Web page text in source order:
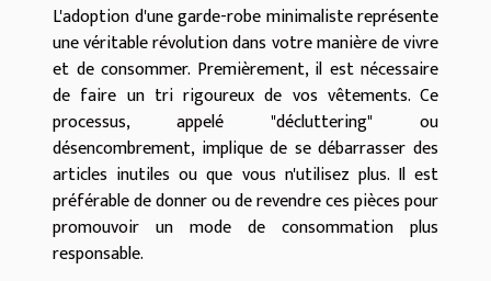
L'adoption d'une garde-robe minimaliste représente
une véritable révolution dans votre manière de vivre
et de consommer. Premièrement, il est nécessaire
de faire un tri rigoureux de vos vêtements. Ce
processus, appelé "décluttering" ou
désencombrement, implique de se débarrasser des
articles inutiles ou que vous n'utilisez plus. Il est
préférable de donner ou de revendre ces pièces pour
promouvoir un mode de consommation plus
responsable.